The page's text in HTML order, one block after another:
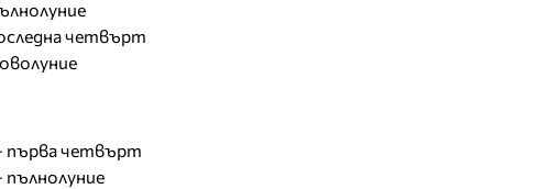
четвърт
- първа четвърт
пълнолуние